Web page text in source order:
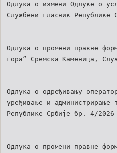
Одлука о измени Одлуке о
Службени гласник
Одлука о промени правне
гора” Сремска Каменица,
Одлука о одређивању
уређивање и администрирање
Републике Србије бр. 4/2026
Одлука о промени правне